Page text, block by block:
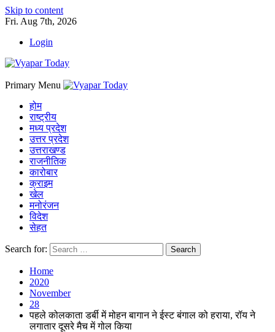
Skip to content
Fri. Aug 7th, 2026
Login
Primary Menu
होम
राष्ट्रीय
मध्य प्रदेश
उत्तर प्रदेश
उत्तराखण्ड
राजनीतिक
कारोबार
क्राइम
खेल
मनोरंजन
विदेश
सेहत
Search for:
Home
2020
November
28
पहले कोलकाता डर्बी में मोहन बागान ने ईस्ट बंगाल को हराया, रॉय ने
लगातार दूसरे मैच में गोल किया